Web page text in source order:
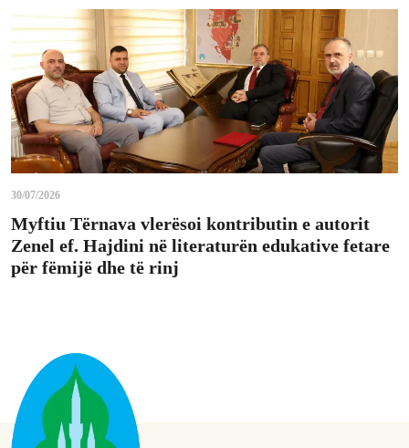
30/07/2026
Myftiu Tërnava vlerësoi kontributin e autorit
Zenel ef. Hajdini në literaturën edukative fetare
për fëmijë dhe të rinj